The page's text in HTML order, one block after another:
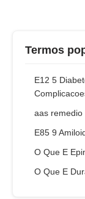
Termos
E12 5
aas remedio
E85 9
O Que E
O Que E